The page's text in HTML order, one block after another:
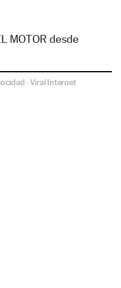
MOTOR desde
·Viral Internet